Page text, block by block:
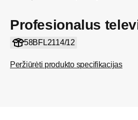
Profesionalus
58BFL2114/12
Peržiūrėti produkto specifikacijas